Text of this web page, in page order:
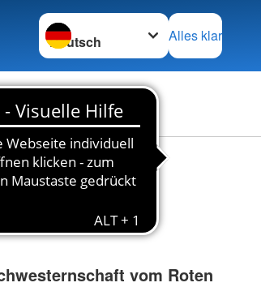
Sprache wechseln zu
Alles klar
vom Roten